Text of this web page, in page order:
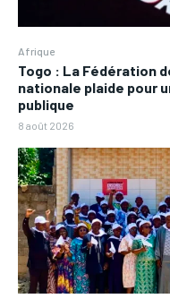
Afrique
Togo : La Fédération
nationale plaide pour
publique
8 août 2026